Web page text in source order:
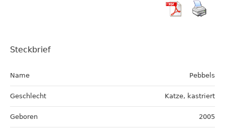
Steckbrief
Name Pebbels
Geschlecht Katze, kastriert
Geboren 2005